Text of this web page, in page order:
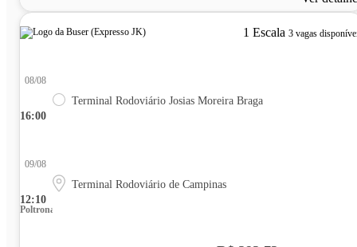
1 Escala 3 vagas
16:00
08/08
Terminal Rodoviário Josias Moreira Braga
12:10
09/08
Terminal Rodoviário de Campinas
Poltrona